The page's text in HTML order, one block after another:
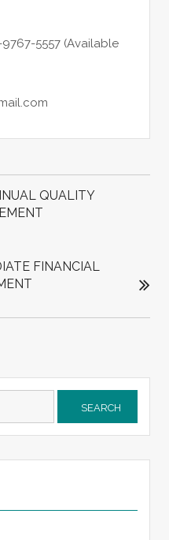
5557 (Available
QUALITY
FINANCIAL